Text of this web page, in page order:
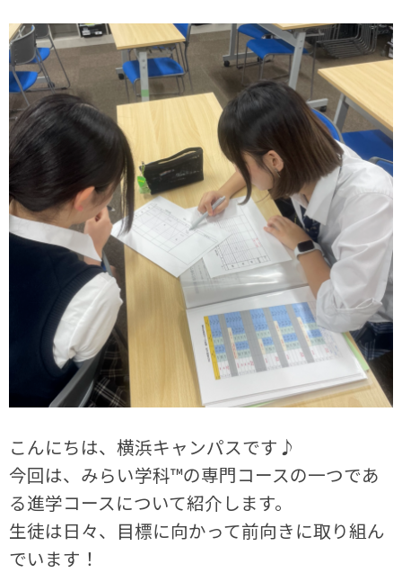
こんにちは、横浜キャンパスです♪
今回は、みらい学科™の専門コースの一つであ
る進学コースについて紹介します。
生徒は日々、目標に向かって前向きに取り組ん
でいます！